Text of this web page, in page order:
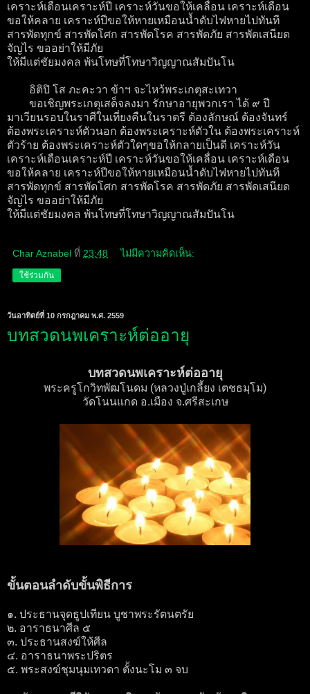
เคราะห์เดือนเคราะห์ปี เคราะห์วันขอให้เคลื่อน เคราะห์เดือน
ขอให้คลาย เคราะห์ปีขอให้หายเหมือนน้ำดับไฟหายไปทันที
สารพัดทุกข์ สารพัดโศก สารพัดโรค สารพัดภัย สารพัดเสนียด
จัญไร ขออย่าให้มีภัย
ให้มีแต่ชัยมงคล พ้นโทษที่โทษาวิญญาณสัมปันโน
อิติปิ โส ภะคะวา ข้าฯ จะไหว้พระเกตุสะเทวา
ขอเชิญพระเกตุเสด็จลงมา รักษาอายุพวกเรา ได้ ๙ ปี
มาเวียนรอบในราศีในเที่ยงคืนในราตรี ต้องลักษณ์ ต้องจันทร์
ต้องพระเคราะห์ตัวนอก ต้องพระเคราะห์ตัวใน ต้องพระเคราะห์
ตัวร้าย ต้องพระเคราะห์ตัวใดๆขอให้กลายเป็นดี เคราะห์วัน
เคราะห์เดือนเคราะห์ปี เคราะห์วันขอให้เคลื่อน เคราะห์เดือน
ขอให้คลาย เคราะห์ปีขอให้หายเหมือนน้ำดับไฟหายไปทันที
สารพัดทุกข์ สารพัดโศก สารพัดโรค สารพัดภัย สารพัดเสนียด
จัญไร ขออย่าให้มีภัย
ให้มีแต่ชัยมงคล พ้นโทษที่โทษาวิญญาณสัมปันโน
Char Aznabel ที่ 23:48 ไม่มีความคิดเห็น:
ใช้ร่วมกัน
วันอาทิตย์ที่ 10 กรกฎาคม พ.ศ. 2559
บทสวดนพเคราะห์ต่ออายุ
บทสวดนพเคราะห์ต่ออายุ
พระครูโกวิทพัฒโนดม (หลวงปู่เกลี้ยง เตชธมฺโม)
วัดโนนแกด อ.เมือง จ.ศรีสะเกษ
ขั้นตอนลำดับขั้นพิธีการ
๑. ประธานจุดธูปเทียน บูชาพระรัตนตรัย
๒. อาราธนาศีล ๕
๓. ประธานสงฆ์ให้ศีล
๔. อาราธนาพระปริตร
๕. พระสงฆ์ชุมนุมเทวดา ตั้งนะโม ๓ จบ